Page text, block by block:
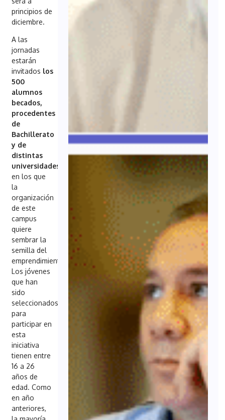
principios de
diciembre.
A las
jornadas
estarán
invitados los
500
alumnos
becados,
procedentes
de
Bachillerato
y de
distintas
universidades
en los que
la
organización
de este
campus
quiere
sembrar la
semilla del
emprendimiento.
Los jóvenes
que han
sido
seleccionados
para
participar en
esta
iniciativa
tienen entre
16 a 26
años de
edad. Como
en año
anteriores,